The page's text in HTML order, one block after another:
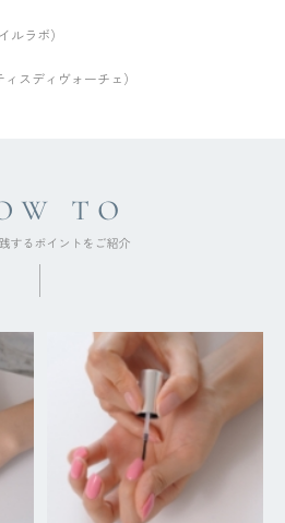
ルラボ）
スディヴォーチェ）